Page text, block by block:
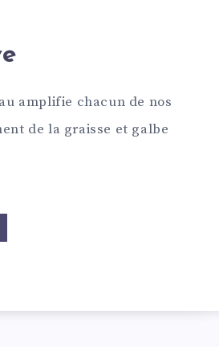
amplifie chacun de nos
de la graisse et galbe